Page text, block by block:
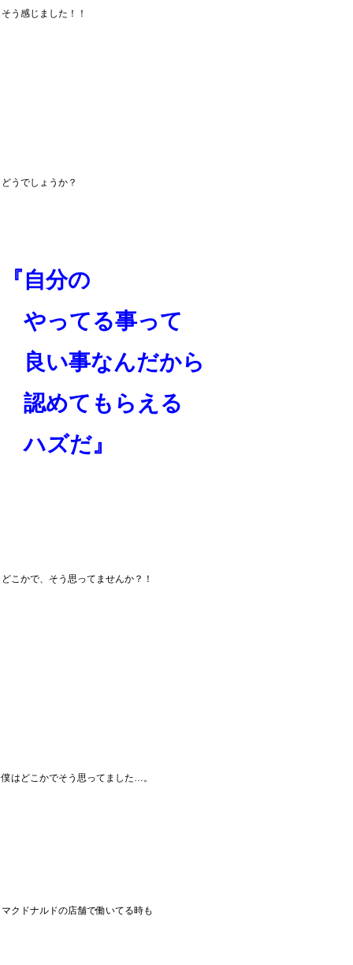
そう感じました！！
どうでしょうか？
『自分の
やってる事って
良い事なんだから
認めてもらえる
ハズだ』
どこかで、そう思ってませんか？！
僕はどこかでそう思ってました…。
マクドナルドの店舗で働いてる時も